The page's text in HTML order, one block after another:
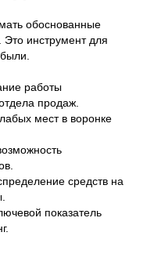
обоснованные
инструмент для
работы
продаж.
мест в воронке
средств на
показатель